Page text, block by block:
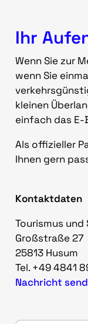
Ihr
Wenn Sie zur
wenn Sie
kleinen
einfach das E-
Als offizieller
Ihnen gern
Kontaktdaten
Tourismus
Großstraße 27
25813 Husum
Tel. +49 4841
Nachricht